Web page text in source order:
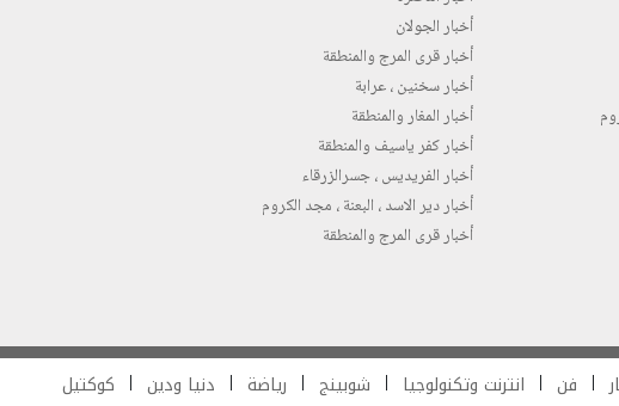
أخبار الجولان
أخبار قرى المرج والمنطقة
أخبار سخنين ، عرابة
أخبار المغار والمنطقة
أخبار كفر ياسيف والمنطقة
أخبار الفريديس ، جسرالزرقاء
أخبار دير الاسد ، البعنة ، مجد الكروم
أخبار قرى المرج والمنطقة
فن انترنت وتكنولوجيا شوبينج رياضة دنيا ودين كوكتيل